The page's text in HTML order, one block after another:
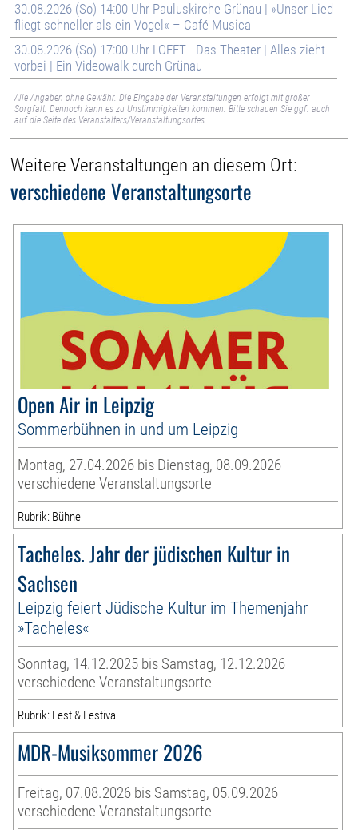
30.08.2026 (So) 14:00 Uhr Pauluskirche Grünau | »Unser Lied
fliegt schneller als ein Vogel« – Café Musica
30.08.2026 (So) 17:00 Uhr LOFFT - Das Theater | Alles zieht
vorbei | Ein Videowalk durch Grünau
Alle Angaben ohne Gewähr. Die Eingabe der Veranstaltungen erfolgt mit großer
Sorgfalt. Dennoch kann es zu Unstimmigkeiten kommen. Bitte schauen Sie ggf. auch
auf die Seite des Veranstalters/Veranstaltungsortes.
Weitere Veranstaltungen an diesem Ort:
verschiedene Veranstaltungsorte
Open Air in Leipzig
Sommerbühnen in und um Leipzig
Montag, 27.04.2026 bis Dienstag, 08.09.2026
verschiedene Veranstaltungsorte
Rubrik: Bühne
Tacheles. Jahr der jüdischen Kultur in
Sachsen
Leipzig feiert Jüdische Kultur im Themenjahr
»Tacheles«
Sonntag, 14.12.2025 bis Samstag, 12.12.2026
verschiedene Veranstaltungsorte
Rubrik: Fest & Festival
MDR-Musiksommer 2026
Freitag, 07.08.2026 bis Samstag, 05.09.2026
verschiedene Veranstaltungsorte